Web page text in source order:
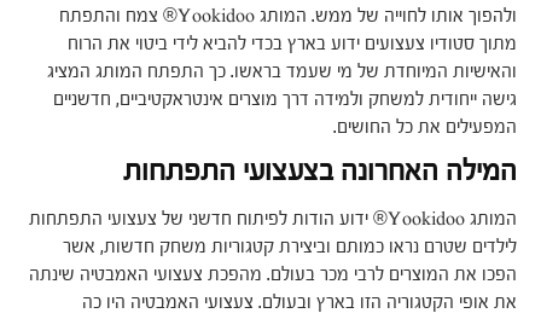
ולהפוך אותו לחוייה של ממש. המותג Yookidoo® צמח והתפתח
מתוך סטודיו צעצועים ידוע בארץ בכדי להביא לידי ביטוי את הרוח
והאישיות המיוחדת של מי שעמד בראשו. כך התפתח המותג המציג
גישה ייחודית למשחק ולמידה דרך מוצרים אינטראקטיביים, חדשניים
המפעילים את כל החושים.
המילה האחרונה בצעצועי התפתחות
המותג Yookidoo® ידוע הודות לפיתוח חדשני של צעצועי התפתחות
לילדים שטרם נראו כמותם וביצירת קטגוריות משחק חדשות, אשר
הפכו את המוצרים לרבי מכר בעולם. מהפכת צעצועי האמבטיה שינתה
את אופי הקטגוריה הזו בארץ ובעולם. צעצועי האמבטיה היו כה